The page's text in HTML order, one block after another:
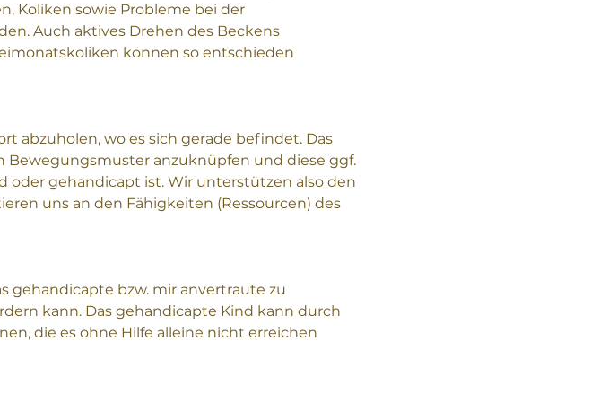
Koliken sowie Probleme bei der
Auch aktives Drehen des Beckens
können so entschieden
abzuholen, wo es sich gerade befindet. Das
anzuknüpfen und diese ggf.
oder gehandicapt ist. Wir unterstützen also den
uns an den Fähigkeiten (Ressourcen) des
gehandicapte bzw. mir anvertraute zu
kann. Das gehandicapte Kind kann durch
die es ohne Hilfe alleine nicht erreichen